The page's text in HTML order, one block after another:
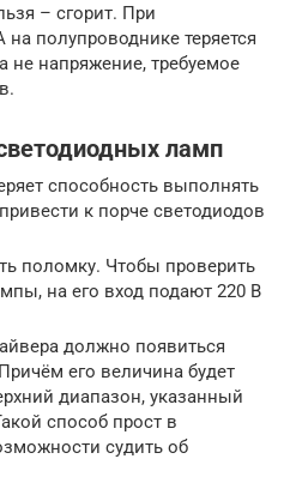
– сгорит. При
полупроводнике теряется
не напряжение, требуемое
ламп
способность выполнять
к порче светодиодов
поломку. Чтобы проверить
на его вход подают 220 В
должно появиться
его величина будет
диапазон, указанный
способ прост в
судить об